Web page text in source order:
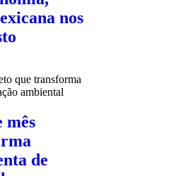
nos
mês
de